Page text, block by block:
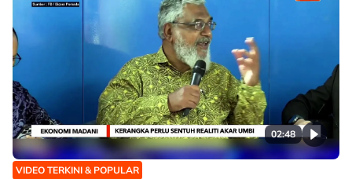
02:48
VIDEO TERKINI & POPULAR